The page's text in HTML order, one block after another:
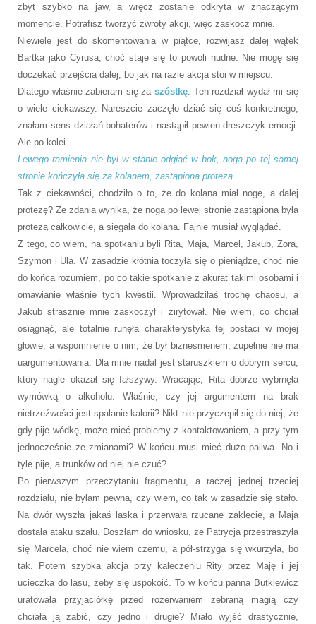
zbyt szybko na jaw, a wręcz zostanie odkryta w znaczącym
momencie. Potrafisz tworzyć zwroty akcji, więc zaskocz mnie.
Niewiele jest do skomentowania w piątce, rozwijasz dalej wątek
Bartka jako Cyrusa, choć staje się to powoli nudne. Nie mogę się
doczekać przejścia dalej, bo jak na razie akcja stoi w miejscu.
Dlatego właśnie zabieram się za szóstkę . Ten rozdział wydał mi się
o wiele ciekawszy. Nareszcie zaczęło dziać się coś konkretnego,
znałam sens działań bohaterów i nastąpił pewien dreszczyk emocji.
Ale po kolei.
Lewego ramienia nie był w stanie odgiąć w bok, noga po tej samej
stronie kończyła się za kolanem, zastąpiona protezą.
Tak z ciekawości, chodziło o to, że do kolana miał nogę, a dalej
protezę? Ze zdania wynika, że noga po lewej stronie zastąpiona była
protezą całkowicie, a sięgała do kolana. Fajnie musiał wyglądać.
Z tego, co wiem, na spotkaniu byli Rita, Maja, Marcel, Jakub, Zora,
Szymon i Ula. W zasadzie kłótnia toczyła się o pieniądze, choć nie
do końca rozumiem, po co takie spotkanie z akurat takimi osobami i
omawianie właśnie tych kwestii. Wprowadziłaś trochę chaosu, a
Jakub strasznie mnie zaskoczył i zirytował. Nie wiem, co chciał
osiągnąć, ale totalnie runęła charakterystyka tej postaci w mojej
głowie, a wspomnienie o nim, że był biznesmenem, zupełnie nie ma
uargumentowania. Dla mnie nadal jest staruszkiem o dobrym sercu,
który nagle okazał się fałszywy. Wracając, Rita dobrze wybrnęła
wymówką o alkoholu. Właśnie, czy jej argumentem na brak
nietrzeźwości jest spalanie kalorii? Nikt nie przyczepił się do niej, że
gdy pije wódkę, może mieć problemy z kontaktowaniem, a przy tym
jednocześnie ze zmianami? W końcu musi mieć dużo paliwa. No i
tyle pije, a trunków od niej nie czuć?
Po pierwszym przeczytaniu fragmentu, a raczej jednej trzeciej
rozdziału, nie byłam pewna, czy wiem, co tak w zasadzie się stało.
Na dwór wyszła jakaś laska i przerwała rzucane zaklęcie, a Maja
dostała ataku szału. Doszłam do wniosku, że Patrycja przestraszyła
się Marcela, choć nie wiem czemu, a pół-strzyga się wkurzyła, bo
tak. Potem szybka akcja przy kaleczeniu Rity przez Maję i jej
ucieczka do lasu, żeby się uspokoić. To w końcu panna Butkiewicz
uratowała przyjaciółkę przed rozerwaniem zebraną magią czy
chciała ją zabić, czy jedno i drugie? Miało wyjść drastycznie,